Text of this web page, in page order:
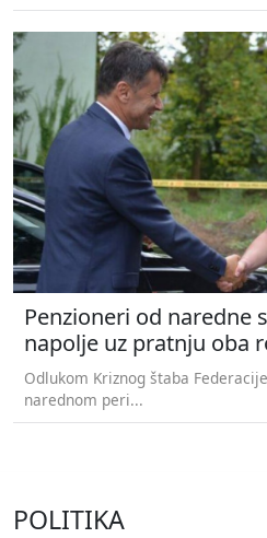
Penzioneri od naredne
napolje uz pratnju oba
Odlukom Kriznog štaba
narednom peri...
POLITIKA